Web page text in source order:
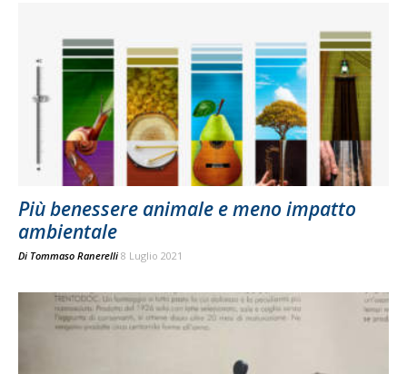
Più benessere animale e meno impatto
ambientale
Di Tommaso Ranerelli 8 Luglio 2021